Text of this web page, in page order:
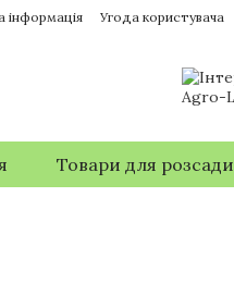
інформація Угода користувача
Товари для розсади